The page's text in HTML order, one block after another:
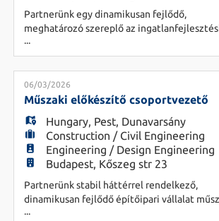
Partnerünk egy dinamikusan fejlődő,
meghatározó szereplő az
piacon, amely komplex beruházási és
üzemeltetési projekteken dolgozik.
bővülésük eredményeként jelenleg
keresik új Ingatlanfejlesztési Pénzügyi
kollégájukat. Főbb feladatok -
(pl. ha
...
06/03/2026
Műszaki előkészítő csoportvezető
Hungary, Pest, Dunavarsány
Construction / Civil Engineering
Engineering / Design Engineering
Budapest, Kőszeg str 23
Partnerünk stabil háttérrel rendelkező,
dinamikusan fejlődő építőipari vállalat
előkészítő csoportvezető kollégát keres
...